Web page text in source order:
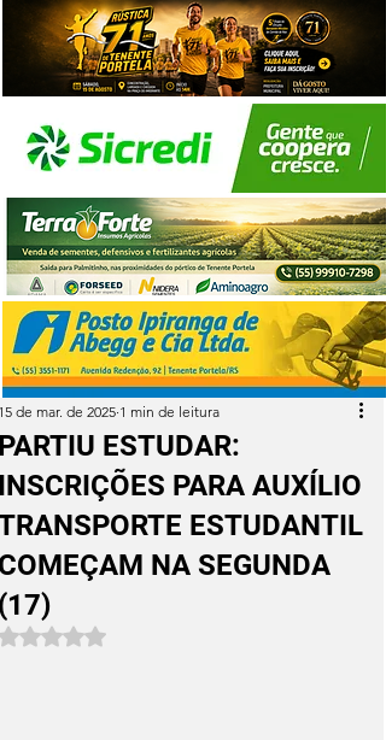
ESTUDAR:
PARA AUXÍLIO
ESTUDANTIL
NA SEGUNDA
de mar. de 2025 1 min de leitura
Avaliado com NaN de 5 estrelas.